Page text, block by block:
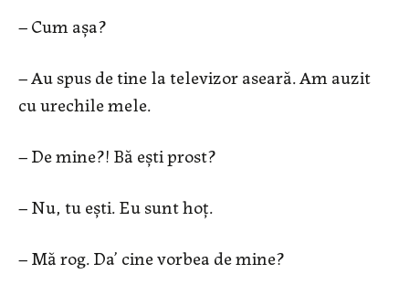
– Cum aşa?
– Au spus de tine la televizor aseară. Am auzit
cu urechile mele.
– De mine?! Bă eşti prost?
– Nu, tu eşti. Eu sunt hoţ.
– Mă rog. Da’ cine vorbea de mine?